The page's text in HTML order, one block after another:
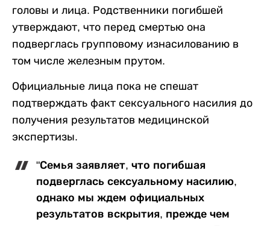
головы и лица. Родственники погибшей
утверждают, что перед смертью она
подверглась групповому изнасилованию в
том числе железным прутом.
Официальные лица пока не спешат
подтверждать факт сексуального насилия до
получения результатов медицинской
экспертизы.
"Семья заявляет, что погибшая
подверглась сексуальному насилию,
однако мы ждем официальных
результатов вскрытия, прежде чем